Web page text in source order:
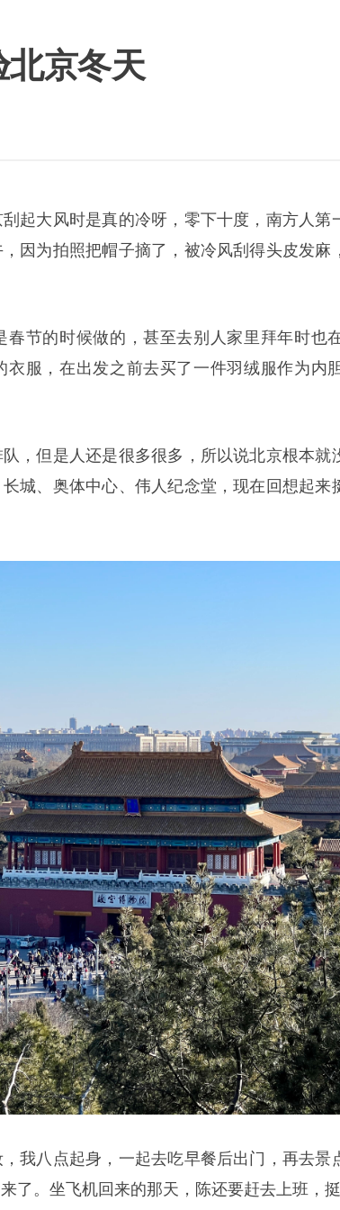
京冬天
起大风时是真的冷呀，零下十度，南方人第
因为拍照把帽子摘了，被冷风刮得头皮发麻
节的时候做的，甚至去别人家里拜年时也
衣服，在出发之前去买了一件羽绒服作为内
，但是人还是很多很多，所以说北京根本就
城、奥体中心、伟人纪念堂，现在回想起来
我八点起身，一起去吃早餐后出门，再去景
了。坐飞机回来的那天，陈还要赶去上班，挺